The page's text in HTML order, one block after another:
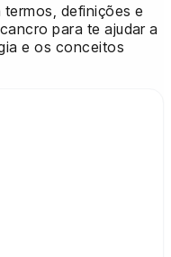
definições e
para te ajudar a
e os conceitos